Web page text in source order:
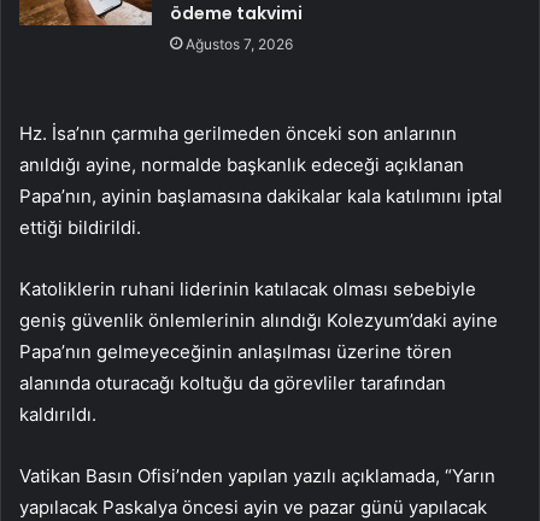
ödeme takvimi
Ağustos 7, 2026
Hz. İsa’nın çarmıha gerilmeden önceki son anlarının
anıldığı ayine, normalde başkanlık edeceği açıklanan
Papa’nın, ayinin başlamasına dakikalar kala katılımını iptal
ettiği bildirildi.
Katoliklerin ruhani liderinin katılacak olması sebebiyle
geniş güvenlik önlemlerinin alındığı Kolezyum’daki ayine
Papa’nın gelmeyeceğinin anlaşılması üzerine tören
alanında oturacağı koltuğu da görevliler tarafından
kaldırıldı.
Vatikan Basın Ofisi’nden yapılan yazılı açıklamada, “Yarın
yapılacak Paskalya öncesi ayin ve pazar günü yapılacak